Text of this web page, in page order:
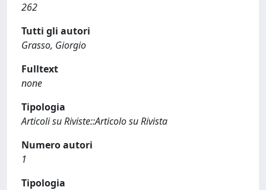
262
Tutti gli autori
Grasso, Giorgio
Fulltext
none
Tipologia
Articoli su Riviste::Articolo su Rivista
Numero autori
1
Tipologia